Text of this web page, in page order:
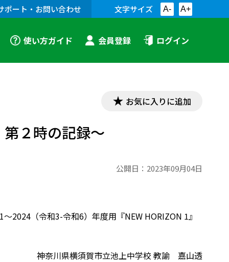
ポート・お問い合わせ 文字サイズ A- A+
使い方ガイド 会員登録 ログイン
お気に入りに追加
２時の記録～
公開日： 2023年09月04日
2024（令和3-令和6）年度用『NEW HORIZON 1』
神奈川県横須賀市立池上中学校 教諭 嘉山透